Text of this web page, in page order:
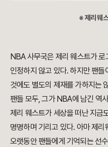
※ 제리 웨
NBA 사무국은 제리 웨스트가
인정하지 않고 있다.하지만 팬들
것에도 별도의 제재를 가하지는
팬들 모두, 그가 NBA에 남긴 역
제리 웨스트가 세상을 떠난 지금
명명하며 기리고 있다. 아마 제
오랫동안 팬들에게 기억되는 선